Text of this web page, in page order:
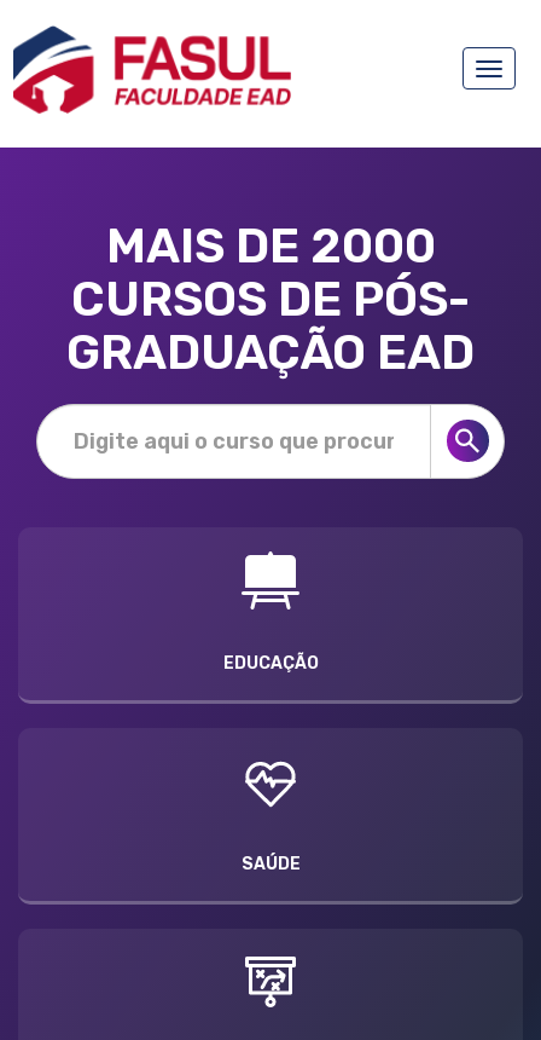
Toggle
MAIS DE 2000
CURSOS DE PÓS-
GRADUAÇÃO EAD
EDUCAÇÃO
SAÚDE